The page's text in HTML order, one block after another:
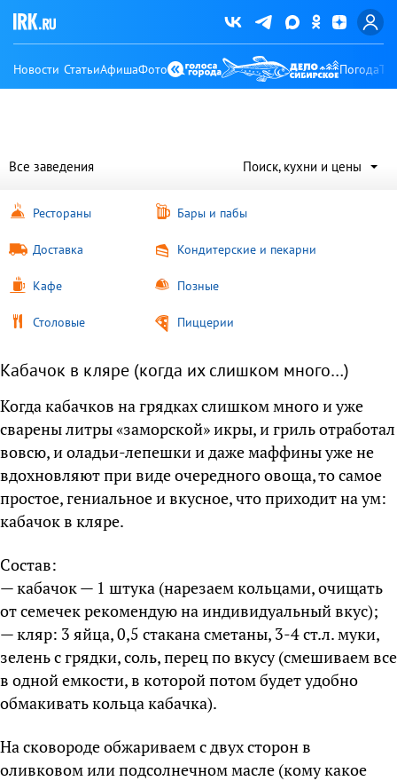
Новости СтатьиАфишаФото Погода
Поиск, кухни и цены
Все заведения
Рестораны Бары и пабы
Доставка Кондитерские и пекарни
Кафе Позные
Столовые Пиццерии
Кабачок в кляре (когда их слишком много…)
Когда кабачков на грядках слишком много и уже
сварены литры «заморской» икры, и гриль отработал
вовсю, и оладьи-лепешки и даже маффины уже не
вдохновляют при виде очередного овоща, то самое
простое, гениальное и вкусное, что приходит на ум:
кабачок в кляре.
Состав:
— кабачок — 1 штука (нарезаем кольцами, очищать
от семечек рекомендую на индивидуальный вкус);
— кляр: 3 яйца, 0,5 стакана сметаны, 3-4 ст.л. муки,
зелень с грядки, соль, перец по вкусу (смешиваем все
в одной емкости, в которой потом будет удобно
обмакивать кольца кабачка).
На сковороде обжариваем с двух сторон в
оливковом или подсолнечном масле (кому какое